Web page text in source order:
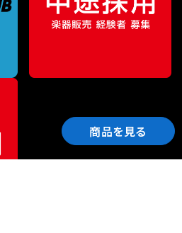
商品を見る